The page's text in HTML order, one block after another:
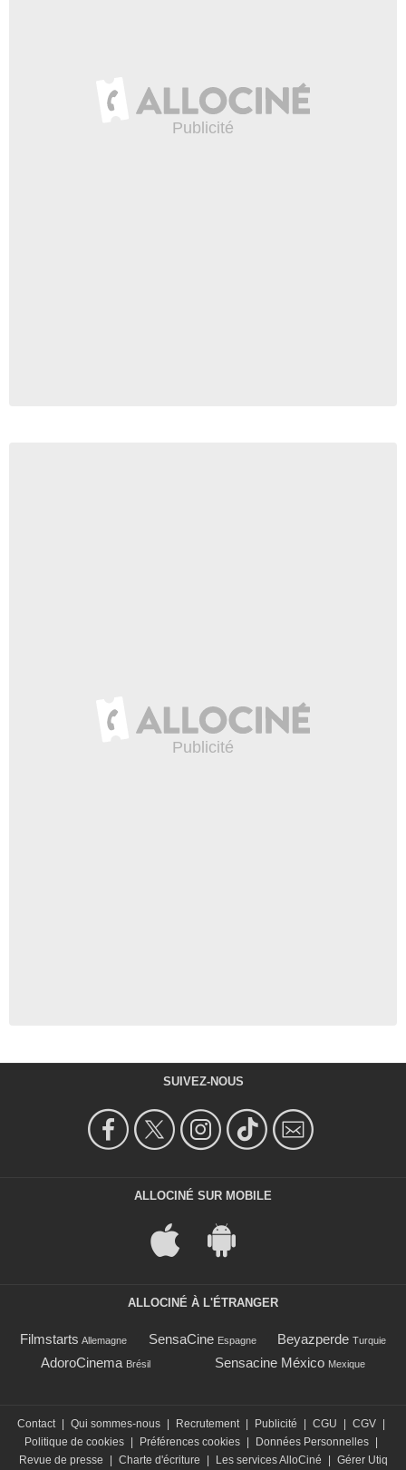
SUIVEZ-NOUS
ALLOCINÉ SUR MOBILE
ALLOCINÉ À L'ÉTRANGER
Filmstarts Allemagne SensaCine Espagne Beyazperde Turquie
AdoroCinema Brésil Sensacine México Mexique
Contact | Qui sommes-nous | Recrutement | Publicité | CGU | CGV |
Politique de cookies | Préférences cookies | Données Personnelles |
Revue de presse
| Charte d'écriture | Les services AlloCiné | Gérer Utiq